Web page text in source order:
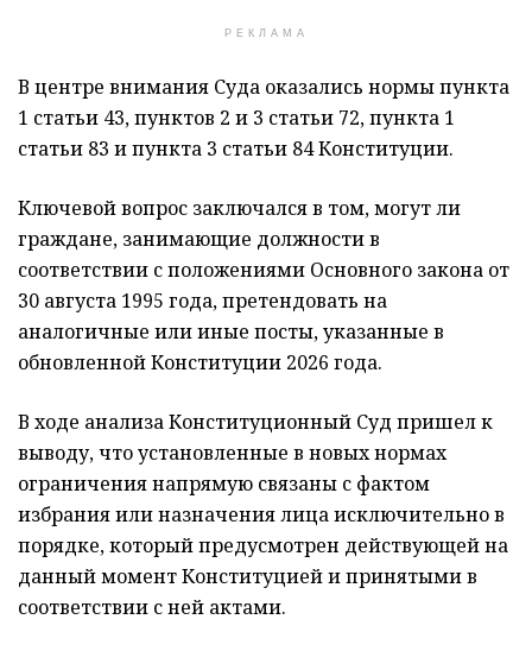
РЕКЛАМА
В центре внимания Суда оказались нормы пункта
1 статьи 43, пунктов 2 и 3 статьи 72, пункта 1
статьи 83 и пункта 3 статьи 84 Конституции.
Ключевой вопрос заключался в том, могут ли
граждане, занимающие должности в
соответствии с положениями Основного закона от
30 августа 1995 года, претендовать на
аналогичные или иные посты, указанные в
обновленной Конституции 2026 года.
В ходе анализа Конституционный Суд пришел к
выводу, что установленные в новых нормах
ограничения напрямую связаны с фактом
избрания или назначения лица исключительно в
порядке, который предусмотрен действующей на
данный момент Конституцией и принятыми в
соответствии с ней актами.